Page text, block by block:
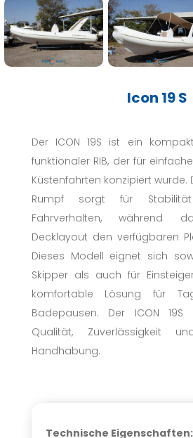
Icon 19 S
Der ICON 19S ist ein
funktionaler RIB, der für
Küstenfahrten konzipiert
Rumpf sorgt für
Fahrverhalten, während
Decklayout den verfügbaren
Dieses Modell eignet sich
Skipper als auch für
komfortable Lösung für
Badepausen. Der ICON
Qualität, Zuverlässigkeit
Handhabung.
Technische Eigenschaften: